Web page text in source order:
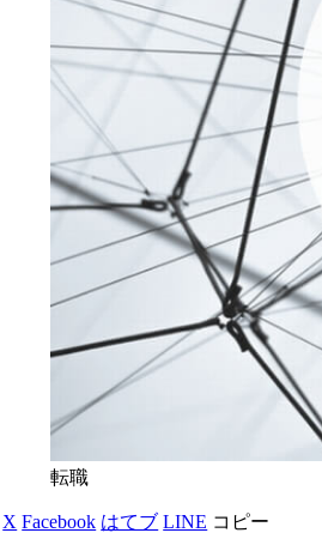
転職
X Facebook はてブ LINE コピー